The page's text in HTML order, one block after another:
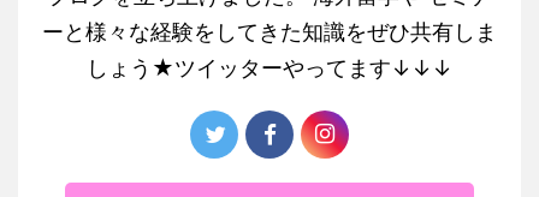
ーと様々な経験をしてきた知識をぜひ共有しま
しょう★ツイッターやってます↓↓↓